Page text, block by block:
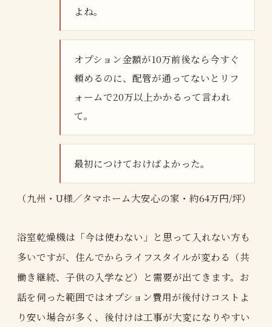
よね。
オプション金額が10万前後なら今すぐ
頼めるのに、配管が通ってないとリフ
ォームで20万以上かかるって言われ
て。
最初につけておけばよかった。
（九州・U様／タマホーム大安心の家・約64万円/坪）
浴室乾燥機は「今は使わない」と思って入れない方も
多いですが、住んでからライフスタイルが変わる（共
働き継続、子供の入学など）と需要が出てきます。お
話を伺った範囲ではオプション費用が後付けコストよ
り安い場合が多く、後付けは工事が大変になりやすい